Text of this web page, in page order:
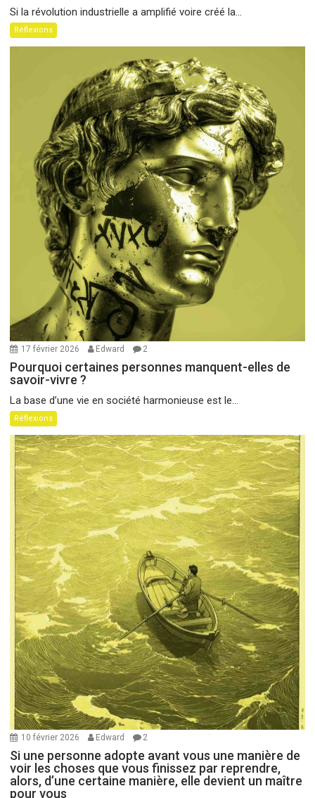
Si la révolution industrielle a amplifié voire créé la...
Réflexions
17 février 2026 Edward 2
Pourquoi certaines personnes manquent-elles de
savoir-vivre ?
La base d’une vie en société harmonieuse est le...
Réflexions
10 février 2026 Edward 2
Si une personne adopte avant vous une manière de
voir les choses que vous finissez par reprendre,
alors, d’une certaine manière, elle devient un maître
pour vous